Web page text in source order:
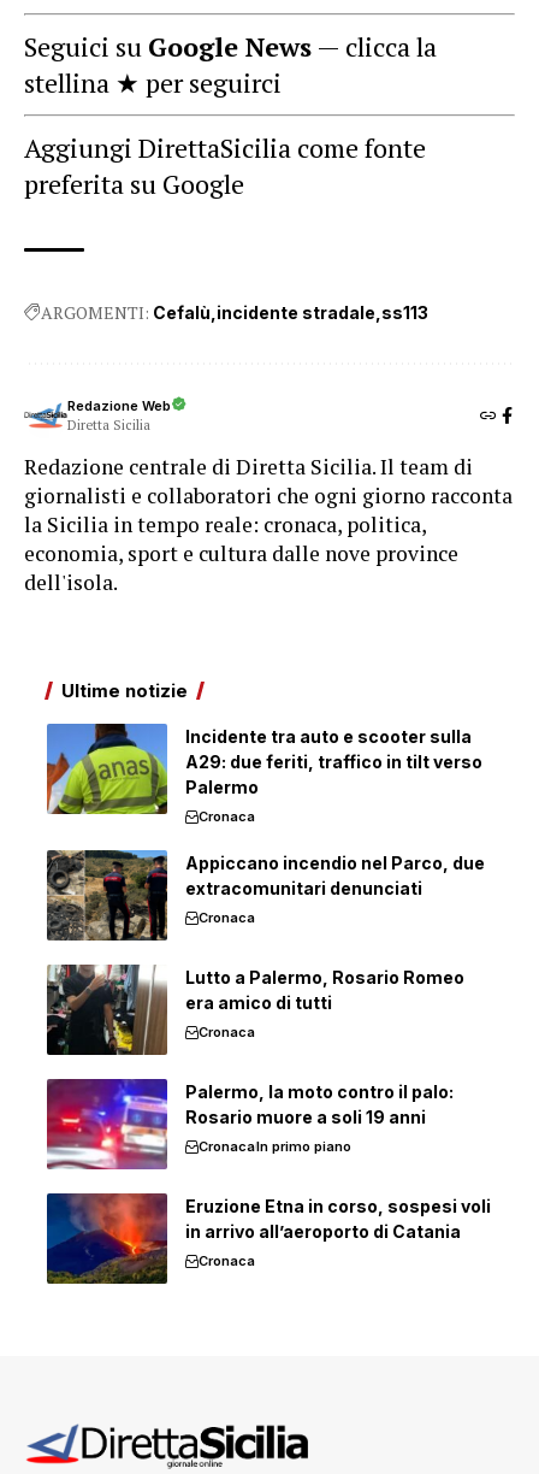
Seguici su Google News — clicca la
stellina ★ per seguirci
Aggiungi DirettaSicilia come fonte
preferita su Google
ARGOMENTI: Cefalù incidente stradale ss113
Redazione Web
Diretta Sicilia
Redazione centrale di Diretta Sicilia. Il team di
giornalisti e collaboratori che ogni giorno racconta
la Sicilia in tempo reale: cronaca, politica,
economia, sport e cultura dalle nove province
dell'isola.
Ultime notizie
Incidente tra auto e scooter sulla
A29: due feriti, traffico in tilt verso
Palermo
Cronaca
Appiccano incendio nel Parco, due
extracomunitari denunciati
Cronaca
Lutto a Palermo, Rosario Romeo
era amico di tutti
Cronaca
Palermo, la moto contro il palo:
Rosario muore a soli 19 anni
CronacaIn primo piano
Eruzione Etna in corso, sospesi voli
in arrivo all’aeroporto di Catania
Cronaca